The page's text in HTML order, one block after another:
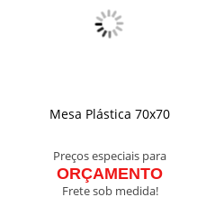
Mesa Plástica 70x70
Preços especiais para
ORÇAMENTO
Frete sob medida!